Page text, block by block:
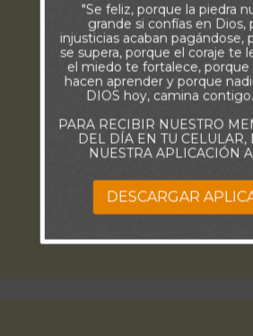
"Se feliz, porque la piedra
grande si confías en Dios,
injusticias acaban pagándose,
se supera, porque el coraje te
el miedo te fortalece, porque
hacen aprender y porque
DIOS hoy, camina
PARA RECIBIR NUESTRO
DEL DÍA EN TU CELULAR,
NUESTRA APLICACIÓN
DESCARGAR